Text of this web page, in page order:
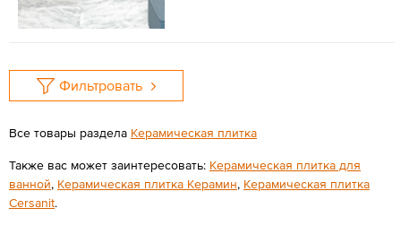
Фильтровать
Все товары раздела Керамическая плитка
Также вас может заинтересовать: Керамическая плитка для
ванной, Керамическая плитка Керамин, Керамическая плитка
Cersanit.